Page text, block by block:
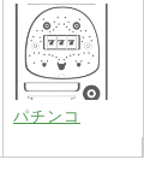
パチンコ